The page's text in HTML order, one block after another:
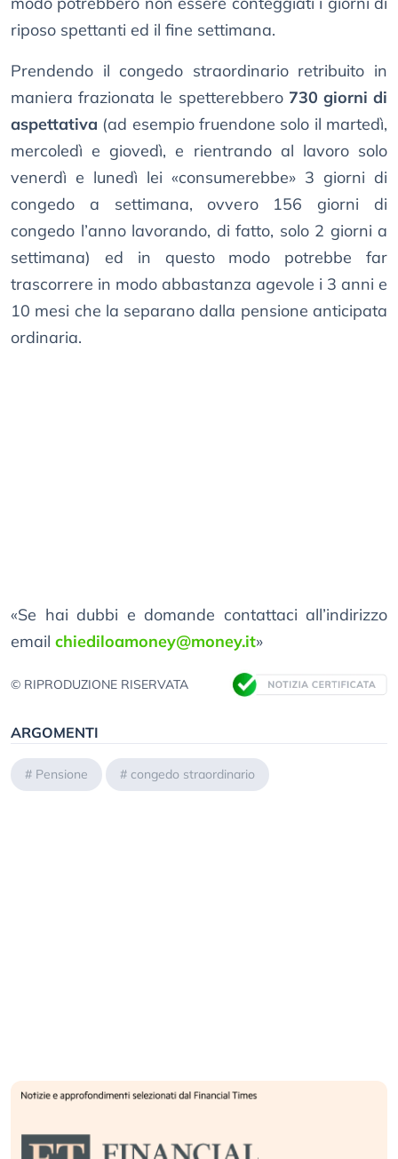
riposo spettanti ed il fine settimana.
Prendendo il congedo straordinario retribuito in
maniera frazionata le spetterebbero 730 giorni di
aspettativa (ad esempio fruendone solo il martedì,
mercoledì e giovedì, e rientrando al lavoro solo
venerdì e lunedì lei «consumerebbe» 3 giorni di
congedo a settimana, ovvero 156 giorni di
congedo l’anno lavorando, di fatto, solo 2 giorni a
settimana) ed in questo modo potrebbe far
trascorrere in modo abbastanza agevole i 3 anni e
10 mesi che la separano dalla pensione anticipata
ordinaria.
«Se hai dubbi e domande contattaci all’indirizzo
email chiediloamoney@money.it»
© RIPRODUZIONE RISERVATA
ARGOMENTI
# Pensione # congedo straordinario